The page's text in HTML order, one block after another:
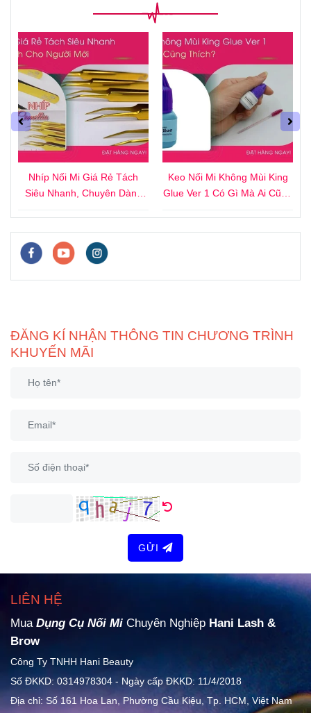
Nhíp Nối Mi Giá Rẻ Tách
Siêu Nhanh, Chuyên Dành
Keo Nối Mi Không Mùi King
Glue Ver 1 Có Gì Mà Ai Cũng
ĐĂNG KÍ NHẬN THÔNG TIN CHƯƠNG TRÌNH
KHUYẾN MÃI
GỬI
LIÊN HỆ
Mua Dụng Cụ Nối Mi Chuyên Nghiệp Hani Lash &
Brow
Công Ty TNHH Hani Beauty
Số ĐKKD: 0314978304 - Ngày cấp ĐKKD: 11/4/2018
Địa chỉ: Số 161 Hoa Lan, Phường Cầu Kiệu, Tp. HCM, Việt Nam